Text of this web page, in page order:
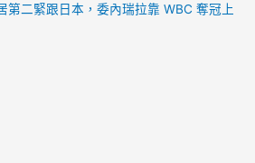
第二緊跟日本，委內瑞拉靠 WBC 奪冠上